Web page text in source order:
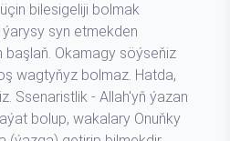
bilesigeliji bolmak
ýarysy syn etmekden
başlaň. Okamagy söýseňiz
wagtyňyz bolmaz. Hatda,
Ssenaristlik - Allah'yň ýazan
bolup, wakalary Onuňky